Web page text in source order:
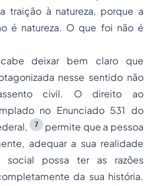
traição à natureza, porque a
é natureza. O que foi não é
deixar bem claro que
nesse sentido não
civil. O direito ao
no Enunciado 531 do
7 permite que a pessoa
adequar a sua realidade
social possa ter as razões
da sua história.